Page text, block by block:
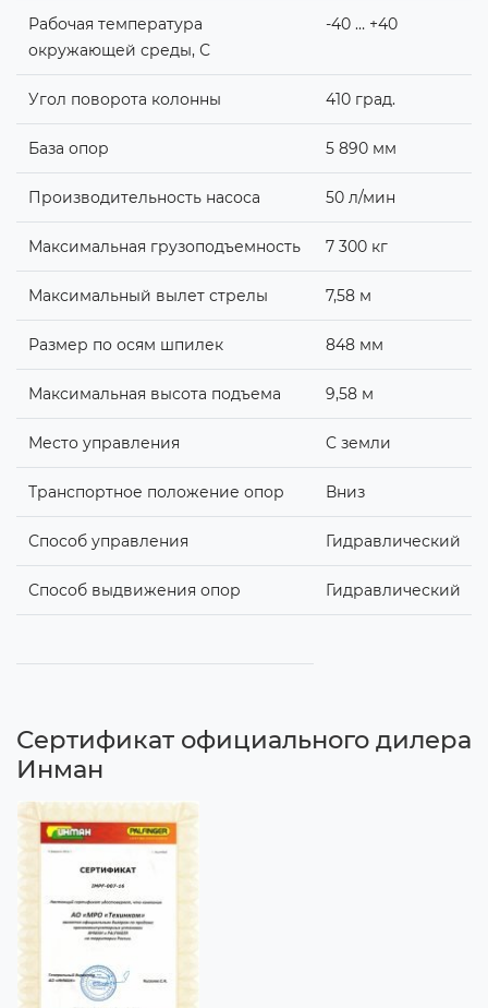
Рабочая температура
окружающей среды, С
-40 … +40
Угол поворота колонны 410 град.
База опор 5 890 мм
Производительность насоса 50 л/мин
Максимальная грузоподъемность 7 300 кг
Максимальный вылет стрелы 7,58 м
Размер по осям шпилек 848 мм
Максимальная высота подъема 9,58 м
Место управления C земли
Транспортное положение опор Вниз
Способ управления Гидравлический
Способ выдвижения опор Гидравлический
Сертификат официального дилера
Инман